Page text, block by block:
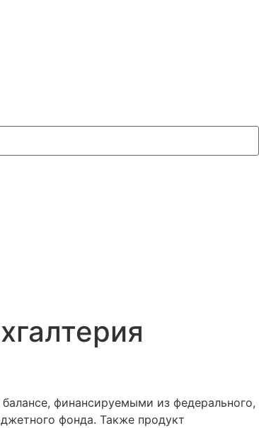
финансируемыми из федерального,
фонда. Также продукт